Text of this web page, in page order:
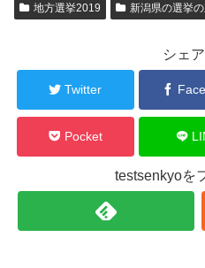
地方選挙2019 新潟県の選挙
シェ
Twitter
Pocket
testsenkyoを